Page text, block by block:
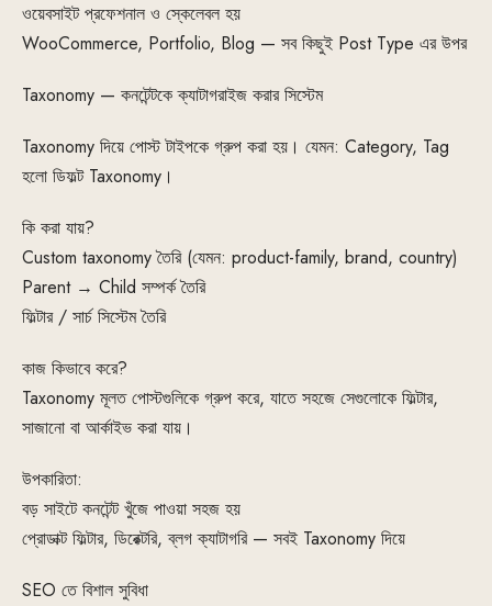
ওয়েবসাইট প্রফেশনাল ও স্কেলেবল হয়
WooCommerce, Portfolio, Blog — সব কিছুই Post Type এর উপর
Taxonomy — কনটেন্টকে ক্যাটাগরাইজ করার সিস্টেম
Taxonomy দিয়ে পোস্ট টাইপকে গ্রুপ করা হয়। যেমন: Category, Tag
হলো ডিফল্ট Taxonomy।
কি করা যায়?
Custom taxonomy তৈরি (যেমন: product-family, brand, country)
Parent → Child সম্পর্ক তৈরি
ফিল্টার / সার্চ সিস্টেম তৈরি
কাজ কিভাবে করে?
Taxonomy মূলত পোস্টগুলিকে গ্রুপ করে, যাতে সহজে সেগুলোকে ফিল্টার,
সাজানো বা আর্কাইভ করা যায়।
উপকারিতা:
বড় সাইটে কনটেন্ট খুঁজে পাওয়া সহজ হয়
প্রোডাক্ট ফিল্টার, ডিরেক্টরি, ব্লগ ক্যাটাগরি — সবই Taxonomy দিয়ে
SEO তে বিশাল সুবিধা